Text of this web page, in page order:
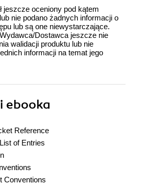
jeszcze oceniony pod kątem
nie podano żadnych informacji o
lub są one niewystarczające.
Dostawca jeszcze nie
walidacji produktu lub nie
informacji na temat jego
ebooka
Reference
of Entries
Conventions